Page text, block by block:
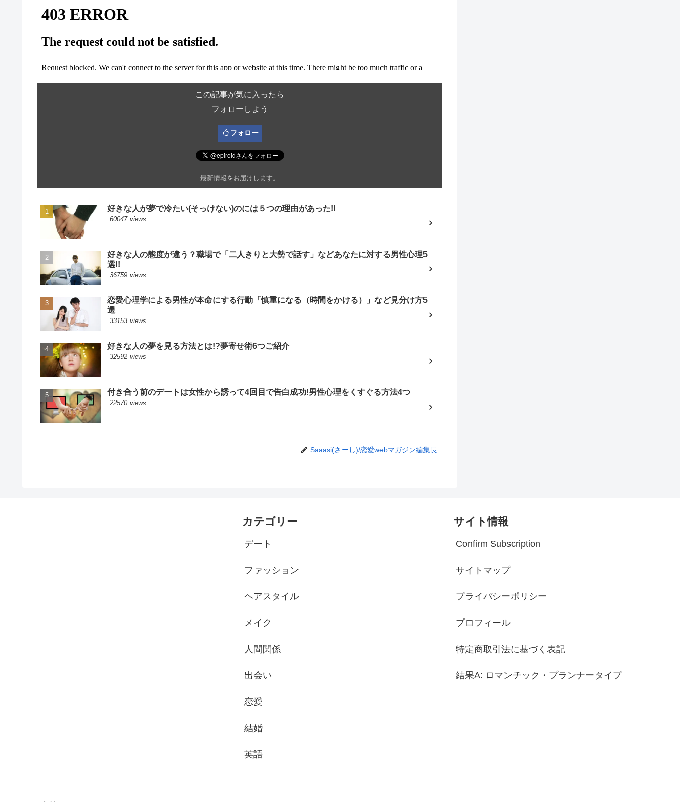
この記事が気に入ったら
フォローしよう
フォロー
最新情報をお届けします。
好きな人が夢で冷たい(そっけない)のには５つの理由があった!!
60047 views
好きな人の態度が違う？職場で「二人きりと大勢で話す」などあなたに対する男性心理5
選!!
36759 views
恋愛心理学による男性が本命にする行動「慎重になる（時間をかける）」など見分け方5
選
33153 views
好きな人の夢を見る方法とは!?夢寄せ術6つご紹介
32592 views
付き合う前のデートは女性から誘って4回目で告白成功!男性心理をくすぐる方法4つ
22570 views
Saaasi(さーし)/恋愛webマガジン編集長
カテゴリー
デート
ファッション
ヘアスタイル
メイク
人間関係
出会い
恋愛
結婚
英語
サイト情報
Confirm Subscription
サイトマップ
プライバシーポリシー
プロフィール
特定商取引法に基づく表記
結果A: ロマンチック・プランナータイプ